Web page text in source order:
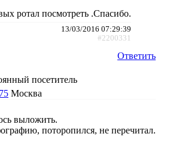
ротал посмотреть .Спасибо.
13/03/2016 07:29:39
#2200331
Ответить
посетитель
Москва
выложить.
поторопился, не перечитал.